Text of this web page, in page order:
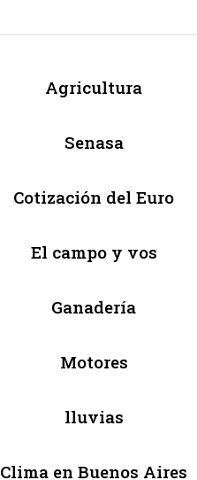
Agricultura
Senasa
Cotización del Euro
El campo y vos
Ganadería
Motores
lluvias
Clima en Buenos Aires